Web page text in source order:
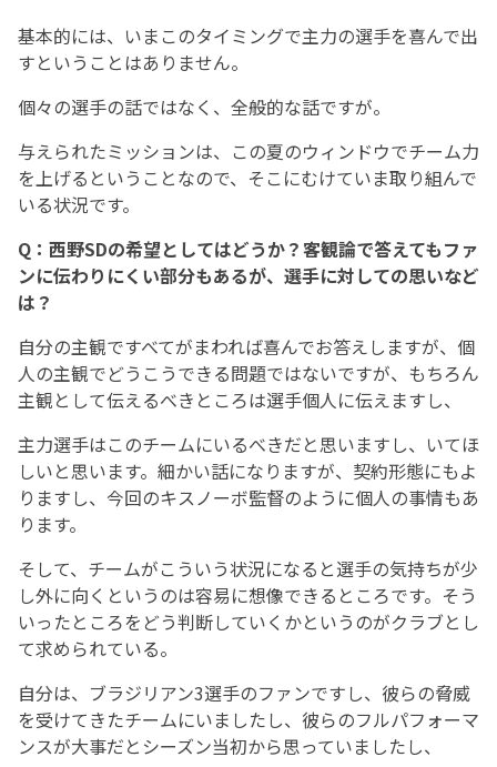
基本的には、いまこのタイミングで主力の選手を喜んで出
すということはありません。
個々の選手の話ではなく、全般的な話ですが。
与えられたミッションは、この夏のウィンドウでチーム力
を上げるということなので、そこにむけていま取り組んで
いる状況です。
Q：西野SDの希望としてはどうか？客観論で答えてもファ
ンに伝わりにくい部分もあるが、選手に対しての思いなど
は？
自分の主観ですべてがまわれば喜んでお答えしますが、個
人の主観でどうこうできる問題ではないですが、もちろん
主観として伝えるべきところは選手個人に伝えますし、
主力選手はこのチームにいるべきだと思いますし、いてほ
しいと思います。細かい話になりますが、契約形態にもよ
りますし、今回のキスノーボ監督のように個人の事情もあ
ります。
そして、チームがこういう状況になると選手の気持ちが少
し外に向くというのは容易に想像できるところです。そう
いったところをどう判断していくかというのがクラブとし
て求められている。
自分は、ブラジリアン3選手のファンですし、彼らの脅威
を受けてきたチームにいましたし、彼らのフルパフォーマ
ンスが大事だとシーズン当初から思っていましたし、